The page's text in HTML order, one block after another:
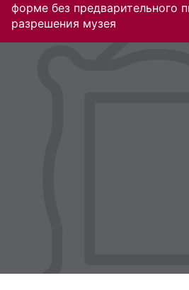
форме без предварительного
разрешения музея